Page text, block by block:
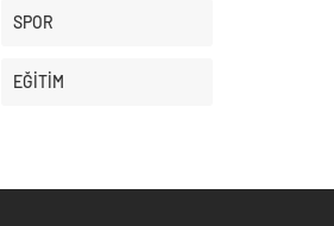
SPOR
EĞİTİM